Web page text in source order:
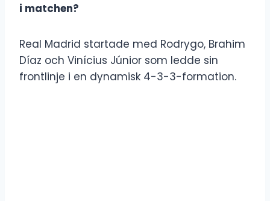
i matchen?
Real Madrid startade med Rodrygo, Brahim
Díaz och Vinícius Júnior som ledde sin
frontlinje i en dynamisk 4-3-3-formation.